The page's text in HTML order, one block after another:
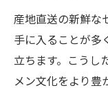
産地直送の新鮮な
手に入ることが多
立ちます。こうし
メン文化をより豊